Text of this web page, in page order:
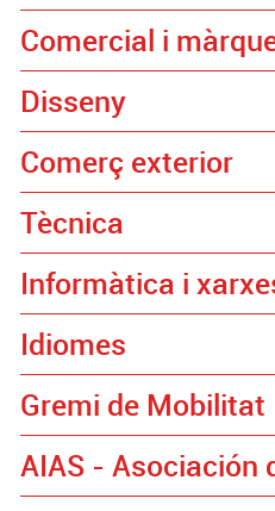
Comercial i
Disseny
Comerç exterior
Tècnica
Informàtica i
Idiomes
Gremi de Mobilitat
AIAS - Asociación